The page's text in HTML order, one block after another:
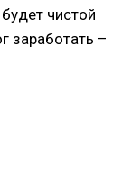
чистой
заработать –